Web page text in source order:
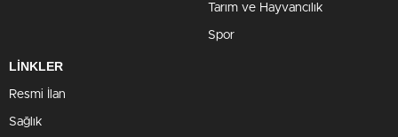
Tarım ve Hayvancılık
Spor
LİNKLER
Resmi İlan
Sağlık